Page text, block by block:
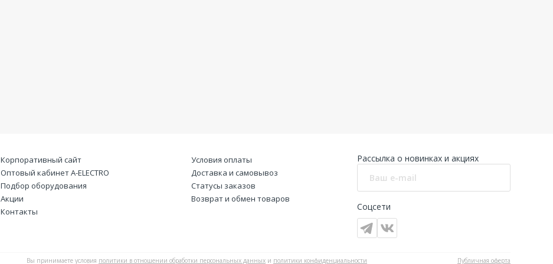
Корпоративный сайт
Оптовый кабинет А-ELECTRO
Подбор оборудования
Акции
Контакты
Условия оплаты
Доставка и самовывоз
Статусы заказов
Возврат и обмен товаров
Рассылка о новинках и акциях
Соцсети
Вы принимаете условия политики в отношении обработки персональных данных и политики конфиденциальности Публичная оферта